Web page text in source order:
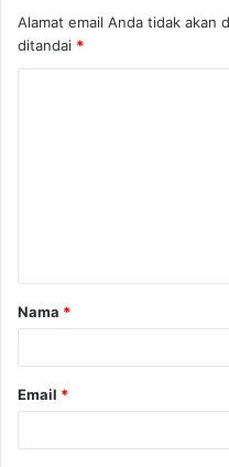
Alamat email Anda tidak akan
ditandai *
Nama *
Email *